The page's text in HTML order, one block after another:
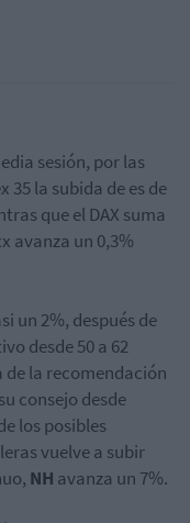
sesión, por las
35 la subida de es de
que el DAX suma
avanza un 0,3%
un 2%, después de
desde 50 a 62
la recomendación
consejo desde
los posibles
vuelve a subir
NH avanza un 7%.